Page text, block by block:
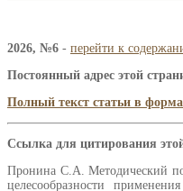
2026, №6 - перейти к
Постоянный адрес этой
Полный текст статьи в
Ссылка для цитирования
Пронина С.А. Методический
целесообразности